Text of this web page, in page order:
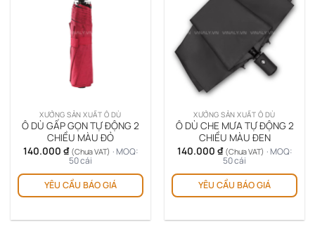
XƯỞNG SẢN XUẤT Ô DÙ
Ô DÙ GẤP GỌN TỰ ĐỘNG 2
CHIỀU MÀU ĐỎ
140.000 ₫ (Chưa VAT) · MOQ:
50 cái
YÊU CẦU BÁO GIÁ
XƯỞNG SẢN XUẤT Ô DÙ
Ô DÙ CHE MƯA TỰ ĐỘNG 2
CHIỀU MÀU ĐEN
140.000 ₫ (Chưa VAT) · MOQ:
50 cái
YÊU CẦU BÁO GIÁ